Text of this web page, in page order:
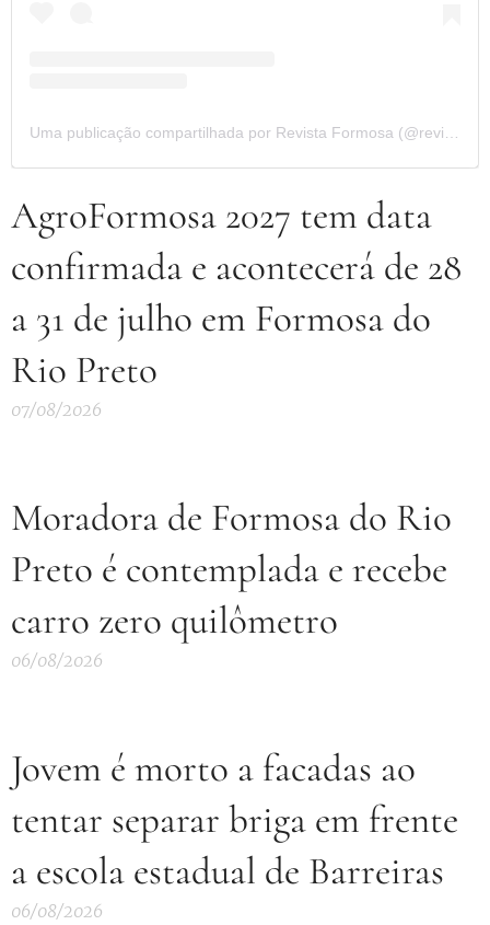
AgroFormosa 2027 tem data
confirmada e acontecerá de 28
a 31 de julho em Formosa do
Rio Preto
07/08/2026
Moradora de Formosa do Rio
Preto é contemplada e recebe
carro zero quilômetro
06/08/2026
Jovem é morto a facadas ao
tentar separar briga em frente
a escola estadual de Barreiras
06/08/2026